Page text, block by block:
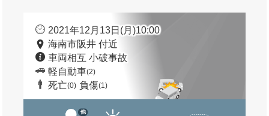
2021年12月13日(月)10:00
海南市阪井 付近
車両相互 小破事故
軽自動車(2)
死亡(0) 負傷(1)
他